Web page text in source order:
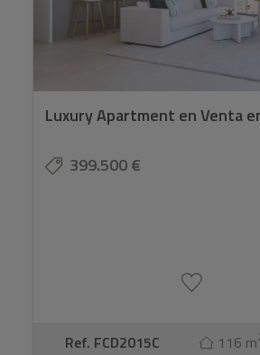
Luxury Apartment en Venta
399.500 €
Ref. FCD2015C 116 m